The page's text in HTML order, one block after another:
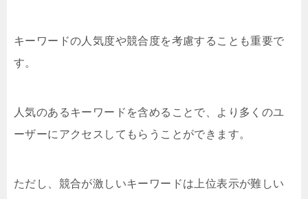
キーワードの人気度や競合度を考慮することも重要で
す。
人気のあるキーワードを含めることで、より多くのユ
ーザーにアクセスしてもらうことができます。
ただし、競合が激しいキーワードは上位表示が難しい